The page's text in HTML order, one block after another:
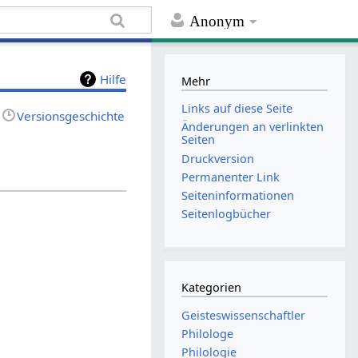
Anonym
Hilfe
Versionsgeschichte
Mehr
Links auf diese Seite
Änderungen an verlinkten
Seiten
Druckversion
Permanenter Link
Seiten­informationen
Seitenlogbücher
Kategorien
Geisteswissenschaftler
Philologe
Philologie